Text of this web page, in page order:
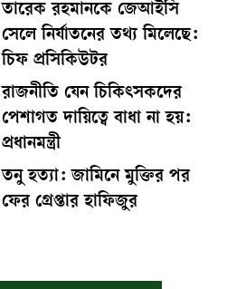
তারেক রহমানকে জেআইসি
সেলে নির্যাতনের তথ্য মিলেছে:
চিফ প্রসিকিউটর
রাজনীতি যেন চিকিৎসকদের
পেশাগত দায়িত্বে বাধা না হয়:
প্রধানমন্ত্রী
তনু হত্যা: জামিনে মুক্তির পর
ফের গ্রেপ্তার হাফিজুর